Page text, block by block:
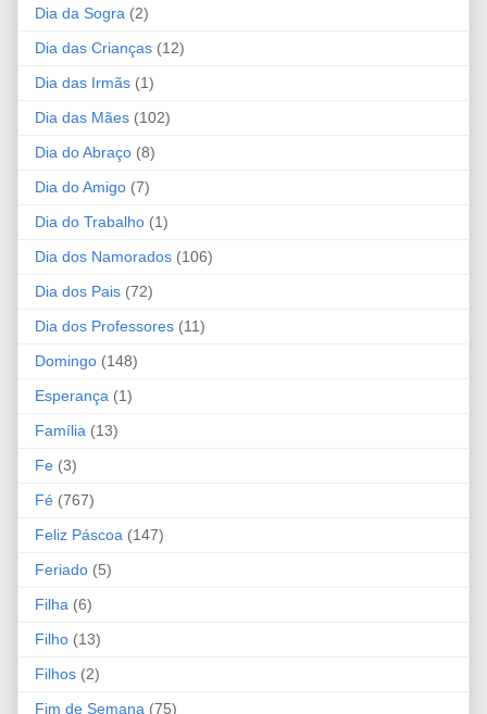
Dia da Sogra (2)
Dia das Crianças (12)
Dia das Irmãs (1)
Dia das Mães (102)
Dia do Abraço (8)
Dia do Amigo (7)
Dia do Trabalho (1)
Dia dos Namorados (106)
Dia dos Pais (72)
Dia dos Professores (11)
Domingo (148)
Esperança (1)
Família (13)
Fe (3)
Fé (767)
Feliz Páscoa (147)
Feriado (5)
Filha (6)
Filho (13)
Filhos (2)
Fim de Semana (75)